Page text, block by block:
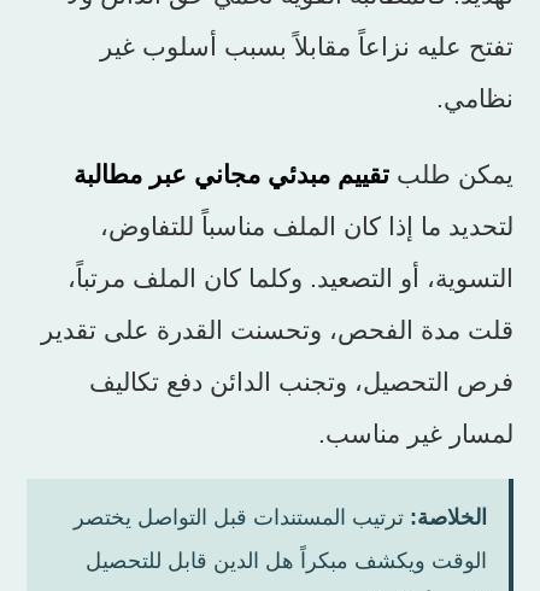
تفتح عليه نزاعاً مقابلاً بسبب أسلوب غير
نظامي.
يمكن طلبتقييم مبدئي مجاني عبر مطالبة
لتحديد ما إذا كان الملف مناسباً للتفاوض،
التسوية، أو التصعيد. وكلما كان الملف مرتباً،
قلت مدة الفحص، وتحسنت القدرة على تقدير
فرص التحصيل، وتجنب الدائن دفع تكاليف
لمسار غير مناسب.
الخلاصة: ترتيب المستندات قبل التواصل يختصر
الوقت ويكشف مبكراً هل الدين قابل للتحصيل